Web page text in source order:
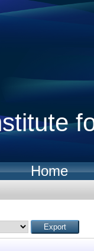
Home